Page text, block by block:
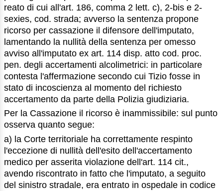
reato di cui all'art. 186, comma 2 lett. c), 2-bis e 2-
sexies, cod. strada; avverso la sentenza propone
ricorso per cassazione il difensore dell'imputato,
lamentando la nullità della sentenza per omesso
avviso all'imputato ex art. 114 disp. atto cod. proc.
pen. degli accertamenti alcolimetrici: in particolare
contesta l'affermazione secondo cui Tizio fosse in
stato di incoscienza al momento del richiesto
accertamento da parte della Polizia giudiziaria.
Per la Cassazione il ricorso è inammissibile: sul punto
osserva quanto segue:
a) la Corte territoriale ha correttamente respinto
l'eccezione di nullità dell'esito dell'accertamento
medico per asserita violazione dell'art. 114 cit.,
avendo riscontrato in fatto che l'imputato, a seguito
del sinistro stradale, era entrato in ospedale in codice